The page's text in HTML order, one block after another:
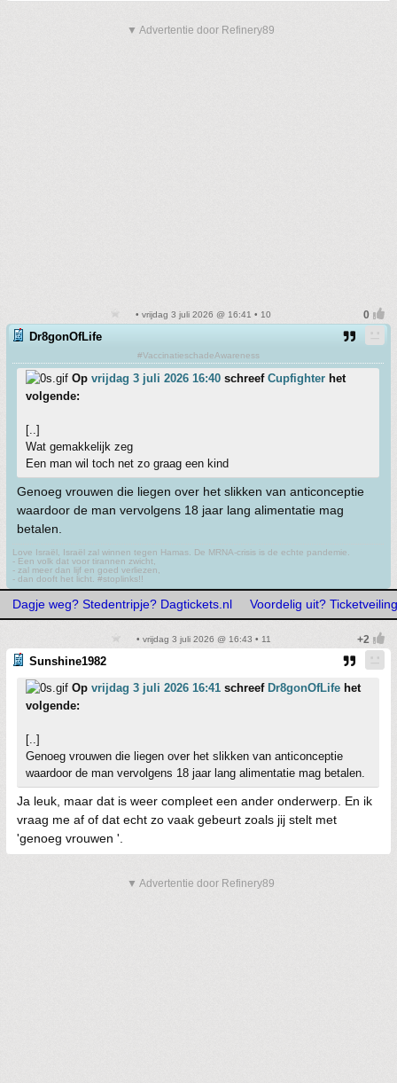
▼ Advertentie door Refinery89
• vrijdag 3 juli 2026 @ 16:41 • 10
Dr8gonOfLife
#VaccinatieschadeAwareness
Op vrijdag 3 juli 2026 16:40 schreef Cupfighter het
volgende:
[..]
Wat gemakkelijk zeg
Een man wil toch net zo graag een kind
Genoeg vrouwen die liegen over het slikken van anticonceptie
waardoor de man vervolgens 18 jaar lang alimentatie mag
betalen.
Love Israël, Israël zal winnen tegen Hamas. De MRNA-crisis is de echte pandemie.
- Een volk dat voor tirannen zwicht,
- zal meer dan lijf en goed verliezen,
- dan dooft het licht. #stoplinks!!
Dagje weg? Stedentripje? Dagtickets.nl Voordelig uit?
• vrijdag 3 juli 2026 @ 16:43 • 11
Sunshine1982
Op vrijdag 3 juli 2026 16:41 schreef Dr8gonOfLife het
volgende:
[..]
Genoeg vrouwen die liegen over het slikken van anticonceptie
waardoor de man vervolgens 18 jaar lang alimentatie mag betalen.
Ja leuk, maar dat is weer compleet een ander onderwerp. En ik
vraag me af of dat echt zo vaak gebeurt zoals jij stelt met
'genoeg vrouwen '.
▼ Advertentie door Refinery89